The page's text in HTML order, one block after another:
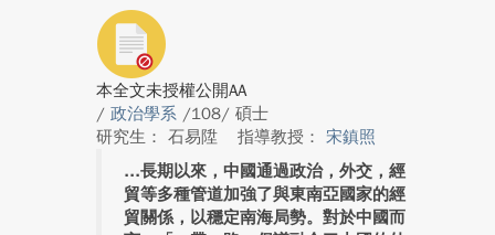
本全文未授權公開AA
/ 政治學系 /108/ 碩士
研究生： 石易陞
指導教授： 宋鎮照
長期以來，中國通過政治，外交，經
貿等多種管道加強了與東南亞國家的經
貿關係，以穩定南海局勢。對於中國而